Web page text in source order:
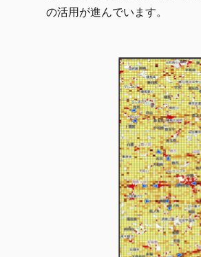
の活用が進んでいます。